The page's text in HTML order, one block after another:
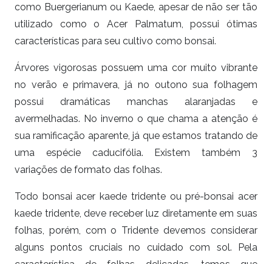
como Buergerianum ou Kaede, apesar de não ser tão
utilizado como o Acer Palmatum, possui ótimas
características para seu cultivo como bonsai.
Árvores vigorosas possuem uma cor muito vibrante
no verão e primavera, já no outono sua folhagem
possui dramáticas manchas alaranjadas e
avermelhadas. No inverno o que chama a atenção é
sua ramificação aparente, já que estamos tratando de
uma espécie caducifólia. Existem também 3
variações de formato das folhas.
Todo bonsai acer kaede tridente ou pré-bonsai acer
kaede tridente, deve receber luz diretamente em suas
folhas, porém, com o Tridente devemos considerar
alguns pontos cruciais no cuidado com sol. Pela